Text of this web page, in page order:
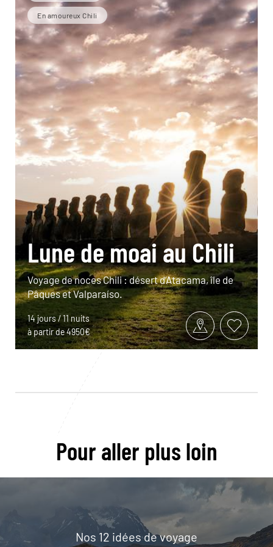
En amoureux Chili
Lune de moai au Chili
Voyage de noces Chili : désert d’Atacama, île de
Pâques et Valparaíso.
14 jours / 11 nuits
à partir de 4950€
Pour aller plus loin
Nos 12 idées de voyage